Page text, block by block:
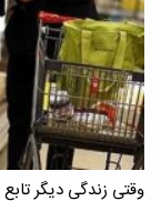
وقتی زندگی دیگر